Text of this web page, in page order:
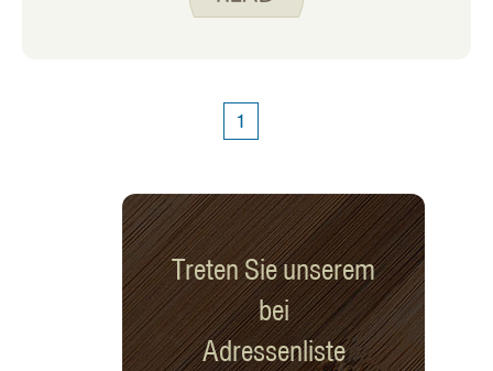
viel an. Deshalb werden wir diesen
verwandeln kann.
1
Treten Sie unserem
bei
Adressenliste